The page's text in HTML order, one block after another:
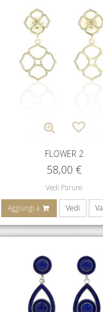
FLOWER 2
58,00 €
Vedi Parure
Aggiungi a Vedi